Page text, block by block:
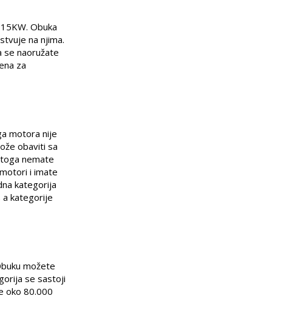
Obuka
na njima.
se naoružate
za
motora nije
obaviti sa
nemate
i imate
kategorija
a kategorije
možete
se sastoji
oko 80.000